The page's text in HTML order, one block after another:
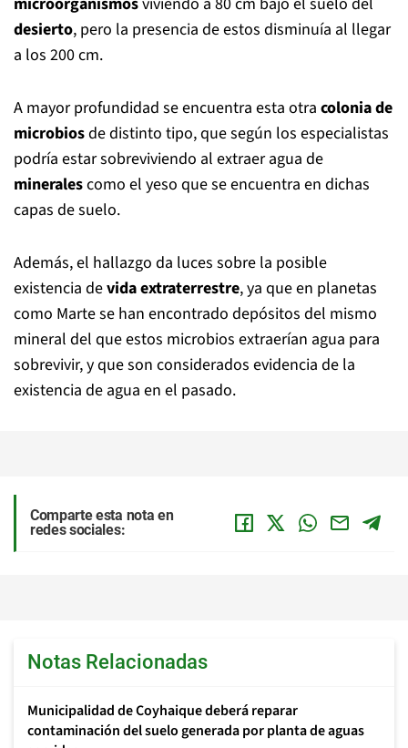
desierto, pero la presencia de estos disminuía al llegar
a los 200 cm.
A mayor profundidad se encuentra esta otra colonia de
microbiosde distinto tipo, que según los especialistas
podría estar sobreviviendo al extraer agua de
mineralescomo el yeso que se encuentra en dichas
capas de suelo.
Además, el hallazgo da luces sobre la posible
existencia devida extraterrestre, ya que en planetas
como Marte se han encontrado depósitos del mismo
mineral del que estos microbios extraerían agua para
sobrevivir, y que son considerados evidencia de la
existencia de agua en el pasado.
Comparte esta nota en
redes sociales:
Notas Relacionadas
Municipalidad de Coyhaique deberá reparar
contaminación del suelo generada por planta de aguas